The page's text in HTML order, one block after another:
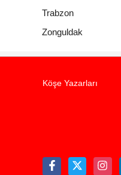
Trabzon
Zonguldak
Köşe Yazarları